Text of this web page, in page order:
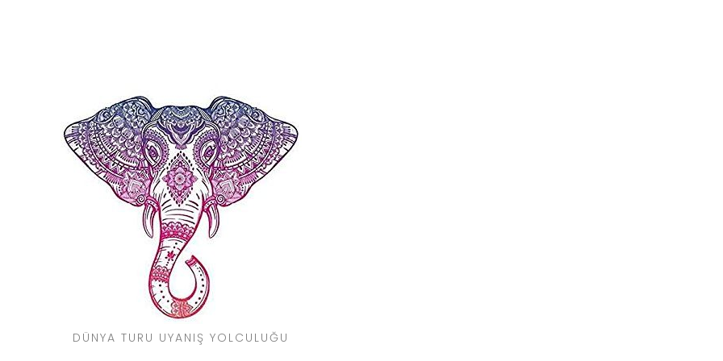
DÜNYA TURU UYANIŞ YOLCULUĞU